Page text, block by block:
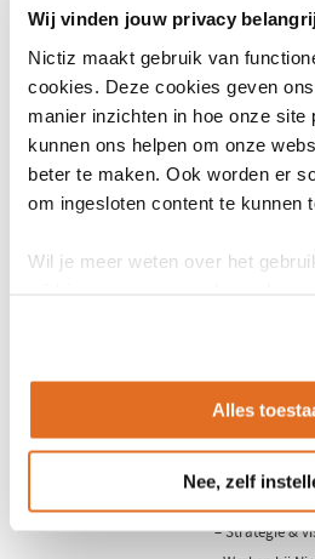
Wij vinden jouw privacy
Nictiz maakt gebruik van
cookies. Deze cookies geven
manier inzichten in hoe onze site
kunnen ons helpen om onze
beter te maken. Ook worden er
om ingesloten content te kunnen
Wil je meer weten over het
Alles
Nee, zelf
Medicatieproces
LinkedIn
– Strategie &